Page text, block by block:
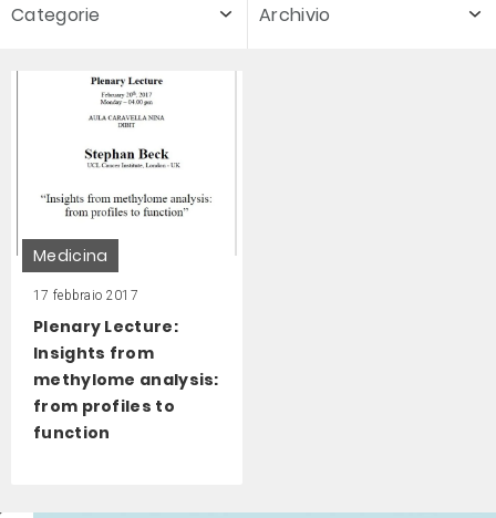
Categorie Archivio
Medicina
17 febbraio 2017
Plenary Lecture:
Insights from
methylome analysis:
from profiles to
function